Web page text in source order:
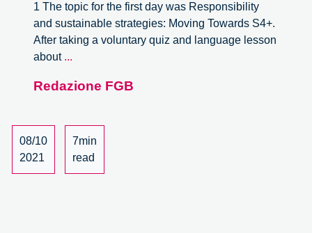
1 The topic for the first day was Responsibility
and sustainable strategies: Moving Towards S4+.
After taking a voluntary quiz and language lesson
about ...
Week:
Review
Redazione FGB
08/10
2021
7min
read